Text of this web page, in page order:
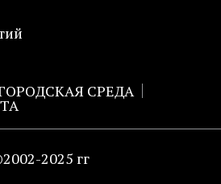
СРЕДА
2025 гг